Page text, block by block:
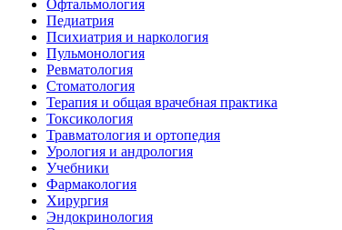
Офтальмология
Педиатрия
Психиатрия и наркология
Пульмонология
Ревматология
Стоматология
Терапия и общая врачебная практика
Токсикология
Травматология и ортопедия
Урология и андрология
Учебники
Фармакология
Хирургия
Эндокринология